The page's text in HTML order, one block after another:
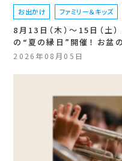
お出かけ ファミリー＆キッズ
8月13日（木）〜15日（土
の“夏の縁日”開催！ お盆
2026年08月05日